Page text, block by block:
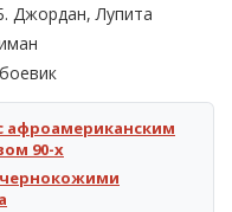
Джордан, Лупита
90-х